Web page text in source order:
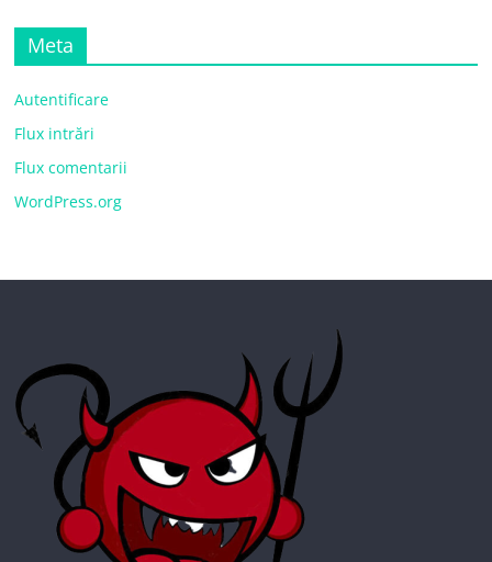
Meta
Autentificare
Flux intrări
Flux comentarii
WordPress.org